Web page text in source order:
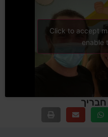
Click to accept
enable